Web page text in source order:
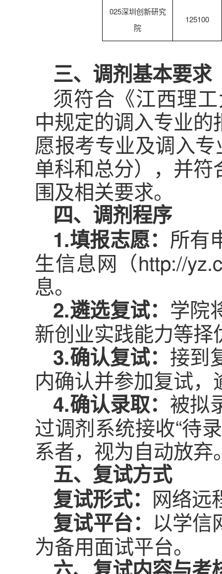
025深圳创新研究
院
125100
三、调剂基本要求
须符合《江西理
中规定的调入专业
愿报考专业及调入
单科和总分），并
围及相关要求。
四、调剂程序
1.填报志愿： 所有
生信息网（http://
息。
2.遴选复试： 学院
新创业实践能力等
3.确认复试： 接到
内确认并参加复试
4.确认录取： 被拟
过调剂系统接收“待
系者，视为自动放弃
五、复试方式
复试形式： 网络远
复试平台： 以学信
为备用面试平台。